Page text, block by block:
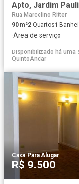
Apto, Jardim
Rua Marcelino Ritter
90 m²2 Quartos1
·Área de serviço
Disponibilizado há uma
QuintoAndar
Casa·Para Alugar
R$ 9.500